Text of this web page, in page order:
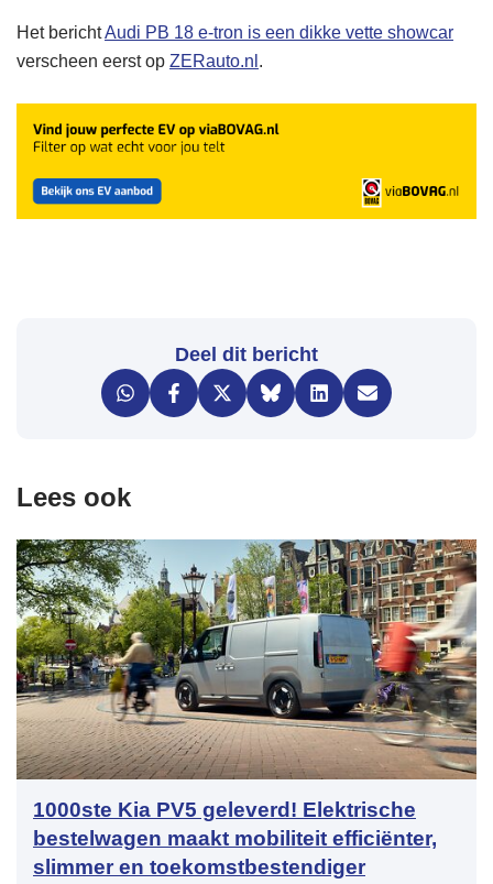
Het berichtAudi PB 18 e-tron is een dikke vette showcar
verscheen eerst op ZERauto.nl .
Deel dit bericht
Lees ook
1000ste Kia PV5 geleverd! Elektrische
bestelwagen maakt mobiliteit efficiënter,
slimmer en toekomstbestendiger